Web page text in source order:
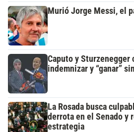
Murió Jorge Messi, el
Caputo y Sturzenegger
indemnizar y “ganar”
La Rosada busca
derrota en el Senado y
estrategia